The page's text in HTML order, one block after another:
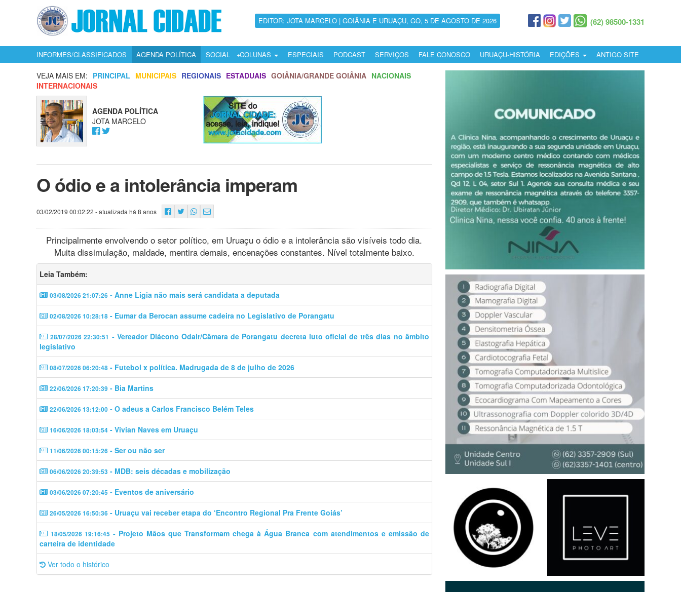
EDITOR: JOTA MARCELO | GOIÂNIA E URUAÇU, GO, 5 DE AGOSTO DE 2026 (62) 98500-1331
INFORMES/CLASSIFICADOS AGENDA POLÍTICA SOCIAL COLUNAS ESPECIAIS PODCAST SERVIÇOS FALE CONOSCO URUAÇU-HISTÓRIA EDIÇÕES ANTIGO SITE
VEJA MAIS EM: PRINCIPAL MUNICIPAIS REGIONAIS ESTADUAIS GOIÂNIA/GRANDE GOIÂNIA NACIONAIS
INTERNACIONAIS
AGENDA POLÍTICA
JOTA MARCELO
O ódio e a intolerância imperam
03/02/2019 00:02:22 - atualizada há 8 anos
Principalmente envolvendo o setor político, em Uruaçu o ódio e a intolerância são visíveis todo dia.
Muita dissimulação, maldade, mentira demais, encenações constantes. Nível totalmente baixo.
Leia Também:
03/08/2026 21:07:26 - Anne Ligia não mais será candidata a deputada
02/08/2026 10:28:18 - Eumar da Berocan assume cadeira no Legislativo de Porangatu
28/07/2026 22:30:51 - Vereador Diácono Odair/Câmara de Porangatu decreta luto oficial de três dias no âmbito
legislativo
08/07/2026 06:20:48 - Futebol x política. Madrugada de 8 de julho de 2026
22/06/2026 17:20:39 - Bia Martins
22/06/2026 13:12:00 - O adeus a Carlos Francisco Belém Teles
16/06/2026 18:03:54 - Vivian Naves em Uruaçu
11/06/2026 00:15:26 - Ser ou não ser
06/06/2026 20:39:53 - MDB: seis décadas e mobilização
03/06/2026 07:20:45 - Eventos de aniversário
26/05/2026 16:50:36 - Uruaçu vai receber etapa do ‘Encontro Regional Pra Frente Goiás’
18/05/2026 19:16:45 - Projeto Mãos que Transformam chega à Água Branca com atendimentos e emissão de
carteira de identidade
Ver todo o histórico